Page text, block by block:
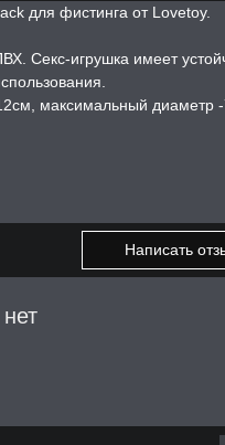
для фистинга от Lovetoy.
Секс-игрушка имеет
максимальный диаметр -
Написать